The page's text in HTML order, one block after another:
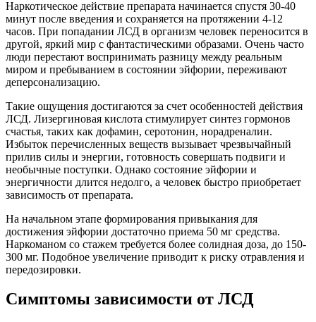
Наркотическое действие препарата начинается спустя 30-40
минут после введения и сохраняется на протяжении 4-12
часов. При попадании ЛСД в организм человек переносится в
другой, яркий мир с фантастическими образами. Очень часто
люди перестают воспринимать разницу между реальным
миром и пребыванием в состоянии эйфории, переживают
деперсонализацию.
Такие ощущения достигаются за счет особенностей действия
ЛСД. Лизергиновая кислота стимулирует синтез гормонов
счастья, таких как дофамин, серотонин, норадреналин.
Избыток перечисленных веществ вызывает чрезвычайный
прилив силы и энергии, готовность совершать подвиги и
необычные поступки. Однако состояние эйфории и
энергичности длится недолго, а человек быстро приобретает
зависимость от препарата.
На начальном этапе формирования привыкания для
достижения эйфории достаточно приема 50 мг средства.
Наркоманом со стажем требуется более солидная доза, до 150-
300 мг. Подобное увеличение приводит к риску отравления и
передозировки.
Симптомы зависимости от ЛСД